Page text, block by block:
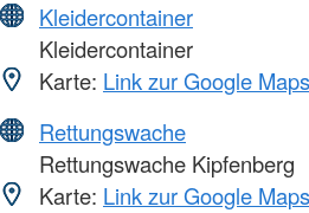
Kleidercontainer
Kleidercontainer
Karte: Link zur Google
Rettungswache
Rettungswache Kipfenberg
Karte: Link zur Google